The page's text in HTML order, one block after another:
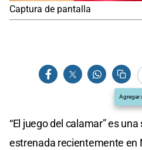
Captura de pantalla
Agregar
“El juego del calamar” es
estrenada recientemente en